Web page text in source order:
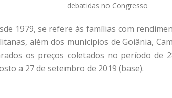
debatidas no Congresso
1979, se refere às famílias com
além dos municípios de Goiânia,
os preços coletados no período
a 27 de setembro de 2019 (base).